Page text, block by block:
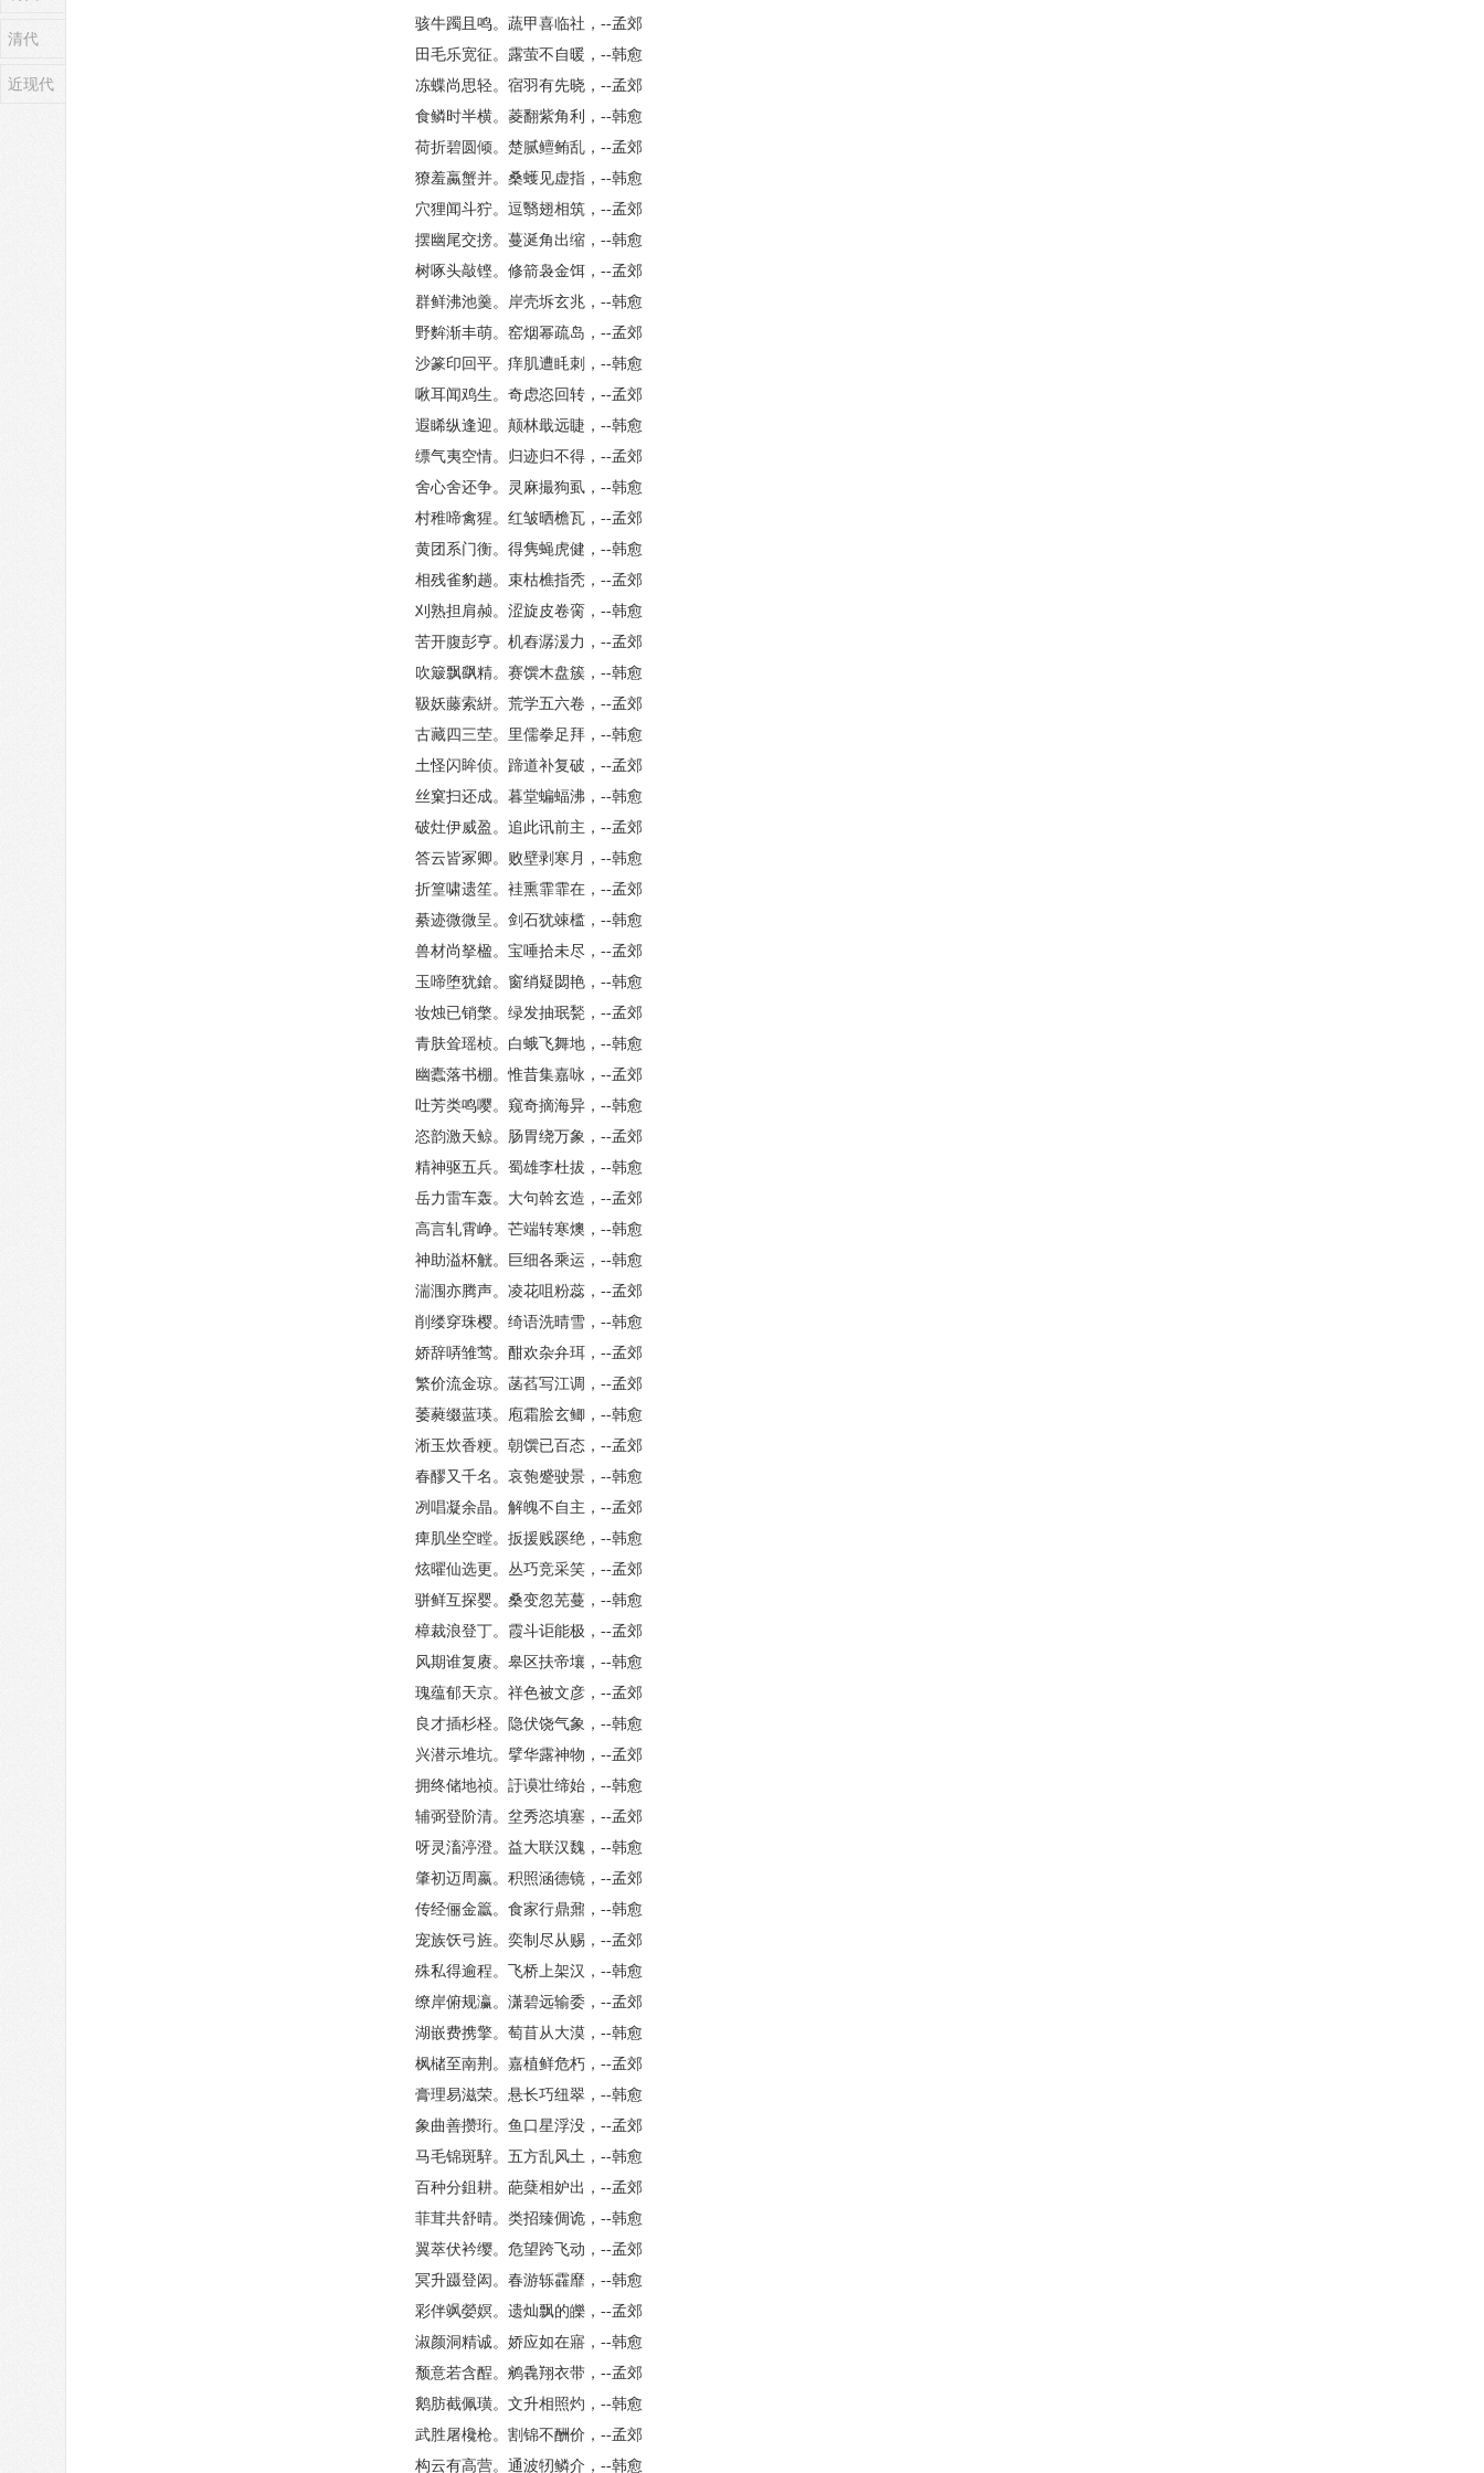
清代
近现代
骇牛躅且鸣。蔬甲喜临社，--孟郊
田毛乐宽征。露萤不自暖，--韩愈
冻蝶尚思轻。宿羽有先晓，--孟郊
食鳞时半横。菱翻紫角利，--韩愈
荷折碧圆倾。楚腻鳣鲔乱，--孟郊
獠羞蠃蟹并。桑蠖见虚指，--韩愈
穴狸闻斗狞。逗翳翅相筑，--孟郊
摆幽尾交搒。蔓涎角出缩，--韩愈
树啄头敲铿。修箭袅金饵，--孟郊
群鲜沸池羹。岸壳坼玄兆，--韩愈
野麰渐丰萌。窑烟幂疏岛，--孟郊
沙篆印回平。痒肌遭眊刺，--韩愈
啾耳闻鸡生。奇虑恣回转，--孟郊
遐睎纵逢迎。颠林戢远睫，--韩愈
缥气夷空情。归迹归不得，--孟郊
舍心舍还争。灵麻撮狗虱，--韩愈
村稚啼禽猩。红皱晒檐瓦，--孟郊
黄团系门衡。得隽蝇虎健，--韩愈
相残雀豹趟。束枯樵指秃，--孟郊
刈熟担肩赪。涩旋皮卷脔，--韩愈
苦开腹彭亨。机舂潺湲力，--孟郊
吹簸飘飖精。赛馔木盘簇，--韩愈
靸妖藤索絣。荒学五六卷，--孟郊
古藏四三茔。里儒拳足拜，--韩愈
土怪闪眸侦。蹄道补复破，--孟郊
丝窠扫还成。暮堂蝙蝠沸，--韩愈
破灶伊威盈。追此讯前主，--孟郊
答云皆冢卿。败壁剥寒月，--韩愈
折篁啸遗笙。袿熏霏霏在，--孟郊
綦迹微微呈。剑石犹竦槛，--韩愈
兽材尚拏楹。宝唾拾未尽，--孟郊
玉啼堕犹鎗。窗绡疑閟艳，--韩愈
妆烛已销檠。绿发抽珉甃，--孟郊
青肤耸瑶桢。白蛾飞舞地，--韩愈
幽蠹落书棚。惟昔集嘉咏，--孟郊
吐芳类鸣嘤。窥奇摘海异，--韩愈
恣韵激天鲸。肠胃绕万象，--孟郊
精神驱五兵。蜀雄李杜拔，--韩愈
岳力雷车轰。大句斡玄造，--孟郊
高言轧霄峥。芒端转寒燠，--韩愈
神助溢杯觥。巨细各乘运，--韩愈
湍涠亦腾声。凌花咀粉蕊，--孟郊
削缕穿珠樱。绮语洗晴雪，--韩愈
娇辞哢雏莺。酣欢杂弁珥，--孟郊
繁价流金琼。菡萏写江调，--孟郊
萎蕤缀蓝瑛。庖霜脍玄鲫，--韩愈
淅玉炊香粳。朝馔已百态，--孟郊
春醪又千名。哀匏蹙驶景，--韩愈
冽唱凝余晶。解魄不自主，--孟郊
痺肌坐空瞠。扳援贱蹊绝，--韩愈
炫曜仙选更。丛巧竞采笑，--孟郊
骈鲜互探婴。桑变忽芜蔓，--韩愈
樟裁浪登丁。霞斗讵能极，--孟郊
风期谁复赓。皋区扶帝壤，--韩愈
瑰蕴郁天京。祥色被文彦，--孟郊
良才插杉柽。隐伏饶气象，--韩愈
兴潜示堆坑。擘华露神物，--孟郊
拥终储地祯。訏谟壮缔始，--韩愈
辅弼登阶清。坌秀恣填塞，--孟郊
呀灵滀渟澄。益大联汉魏，--韩愈
肇初迈周嬴。积照涵德镜，--孟郊
传经俪金籝。食家行鼎鼐，--韩愈
宠族饫弓旌。奕制尽从赐，--孟郊
殊私得逾程。飞桥上架汉，--韩愈
缭岸俯规瀛。潇碧远输委，--孟郊
湖嵌费携擎。萄苜从大漠，--韩愈
枫槠至南荆。嘉植鲜危朽，--孟郊
膏理易滋荣。悬长巧纽翠，--韩愈
象曲善攒珩。鱼口星浮没，--孟郊
马毛锦斑騂。五方乱风土，--韩愈
百种分鉏耕。葩蘖相妒出，--孟郊
菲茸共舒晴。类招臻倜诡，--韩愈
翼萃伏衿缨。危望跨飞动，--孟郊
冥升蹑登闳。春游轹靃靡，--韩愈
彩伴飒嫈嫇。遗灿飘的皪，--孟郊
淑颜洞精诚。娇应如在寤，--韩愈
颓意若含酲。鹓毳翔衣带，--孟郊
鹅肪截佩璜。文升相照灼，--韩愈
武胜屠欃枪。割锦不酬价，--孟郊
构云有高营。通波牣鳞介，--韩愈